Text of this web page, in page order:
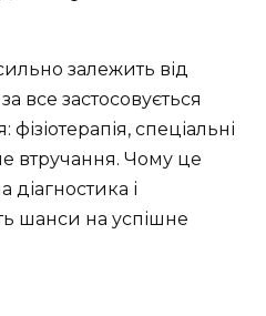
залежить від
все застосовується
спеціальні
втручання. Чому це
і
шанси на успішне